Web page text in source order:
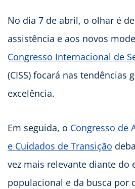
No dia 7 de abril, o olhar é
assistência e aos novos
Congresso Internacional de
(CISS) focará nas tendências
excelência.
Em seguida, o Congresso de
e Cuidados de Transição
vez mais relevante diante do
populacional e da busca por